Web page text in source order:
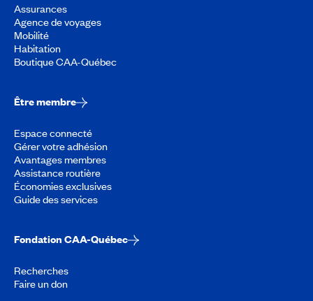
Assurances
Agence de voyages
Mobilité
Habitation
Boutique CAA-Québec
Être membre
Espace connecté
Gérer votre adhésion
Avantages membres
Assistance routière
Économies exclusives
Guide des services
Fondation CAA-Québec
Recherches
Faire un don